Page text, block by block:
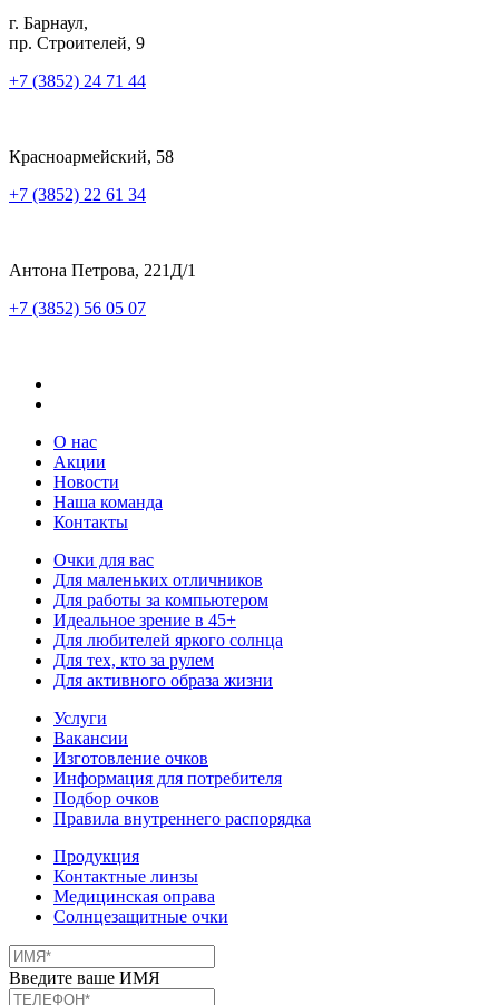
г. Барнаул,
пр. Строителей, 9
+7 (3852) 24 71 44
Красноармейский, 58
+7 (3852) 22 61 34
Антона Петрова, 221Д/1
+7 (3852) 56 05 07
О нас
Акции
Новости
Наша команда
Контакты
Очки для вас
Для маленьких отличников
Для работы за компьютером
Идеальное зрение в 45+
Для любителей яркого солнца
Для тех, кто за рулем
Для активного образа жизни
Услуги
Вакансии
Изготовление очков
Информация для потребителя
Подбор очков
Правила внутреннего распорядка
Продукция
Контактные линзы
Медицинская оправа
Солнцезащитные очки
Введите ваше ИМЯ